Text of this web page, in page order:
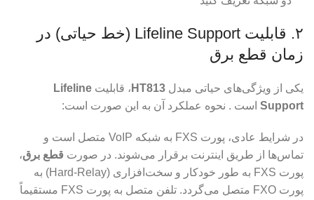
۲. قابلیت Lifeline Support (خط حیاتی) در
زمان قطع برق
یکی از ویژگی‌های حیاتی مبدل HT813 ، قابلیت Lifeline
Support است . نحوه عملکرد آن به این صورت است:
در شرایط عادی، پورت FXS به شبکه VoIP متصل است و
تماس‌ها از طریق اینترنت برقرار می‌شوند. در صورت قطع برق،
پورت FXS به طور خودکار و سخت‌افزاری (Hard‑Relay) به
پورت FXO متصل می‌گردد. تلفن متصل به پورت FXS مستقیماً